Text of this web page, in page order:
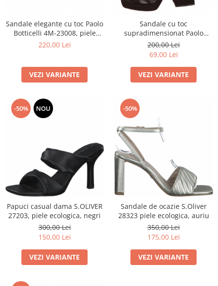
Sandale elegante cu toc Paolo
Botticelli 4M-23008, piele
ecologica, verzi
220,00 Lei
VEZI VARIANTE
Sandale cu toc
supradimensionat Paolo
Botticelli 4M-23009, negre
200,00 Lei
69,00 Lei
VEZI VARIANTE
-50% NOU
Papuci casual dama S.OLIVER
27203, piele ecologica, negri
300,00 Lei
150,00 Lei
VEZI VARIANTE
-50%
Sandale de ocazie S.Oliver
28323 piele ecologica, auriu
350,00 Lei
175,00 Lei
VEZI VARIANTE